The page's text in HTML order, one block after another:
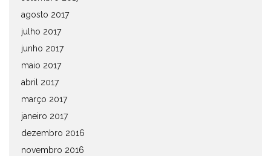
agosto 2017
julho 2017
junho 2017
maio 2017
abril 2017
março 2017
janeiro 2017
dezembro 2016
novembro 2016